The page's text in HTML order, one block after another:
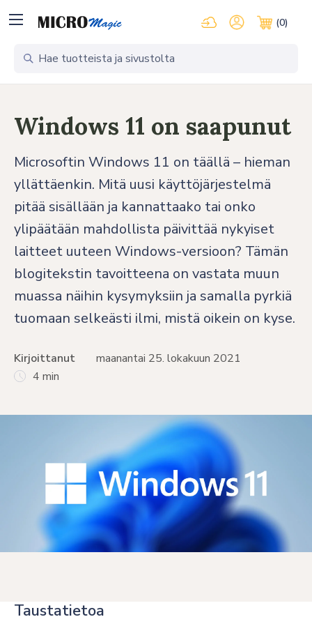
KirjauduOma tili
(0)
Windows 11 on saapunut
Microsoftin Windows 11 on täällä – hieman
yllättäenkin. Mitä uusi käyttöjärjestelmä
pitää sisällään ja kannattaako tai onko
ylipäätään mahdollista päivittää nykyiset
laitteet uuteen Windows-versioon? Tämän
blogitekstin tavoitteena on vastata muun
muassa näihin kysymyksiin ja samalla pyrkiä
tuomaan selkeästi ilmi, mistä oikein on kyse.
Kirjoittanut
maanantai 25. lokakuun 2021
4 min
Taustatietoa